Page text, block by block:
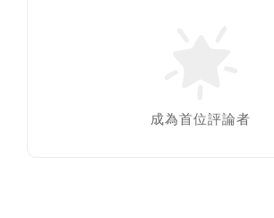
成為首位評論者